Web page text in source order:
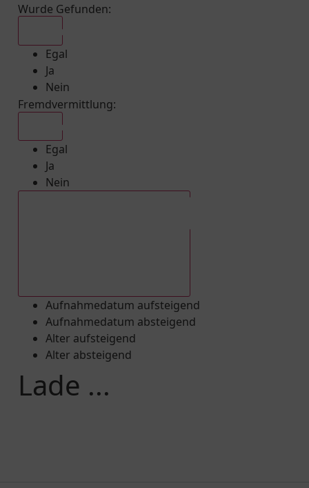
Wurde Gefunden:
Egal
Ja
Nein
Fremdvermittlung:
Egal
Ja
Nein
Aufnahmedatum aufsteigend
Aufnahmedatum absteigend
Alter aufsteigend
Alter absteigend
Lade ...